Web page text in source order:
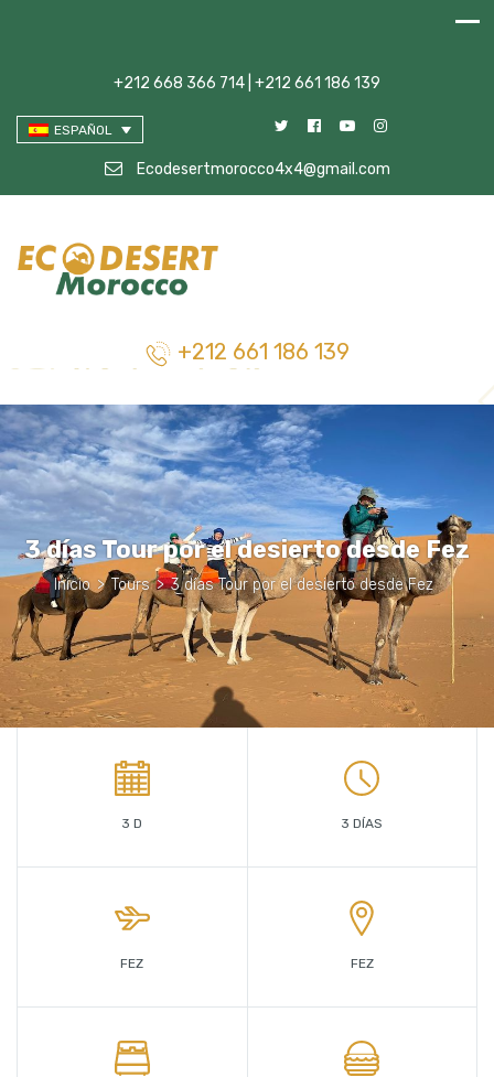
+212 668 366 714 | +212 661 186 139
ESPAÑOL
Ecodesertmorocco4x4@gmail.com
+212 661 186 139
3 días Tour por el desierto desde Fez
Inicio > Tours > 3 días Tour por el desierto desde Fez
3 D 3 DÍAS
FEZ FEZ